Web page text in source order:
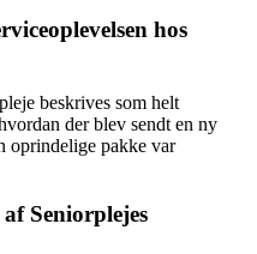
hos
beskrives som helt
der blev sendt en ny
oprindelige pakke var
Seniorplejes